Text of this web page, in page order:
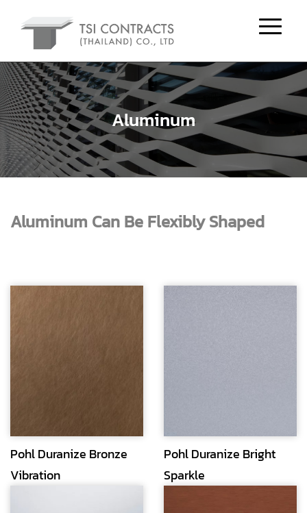
Aluminum
Aluminum Can Be Flexibly Shaped
Pohl Duranize Bronze
Vibration
Pohl Duranize Bright
Sparkle